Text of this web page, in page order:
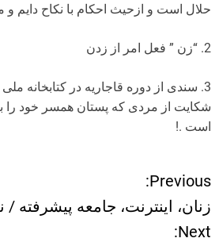
حلال است و ازحیث احکام با نکاح دایم
2. “زن ” فعل امر از زدن
3. سندی از دوره قاجاریه در کتابخانه
شکایت از مردی که پستان همسر خود را
است .!
ر
ا
Previous:
زنان، اینترنت، جامعه پیشرفته /
Next: